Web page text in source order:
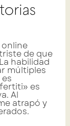
de que
habilidad
múltiples
es
Al
atrapó y